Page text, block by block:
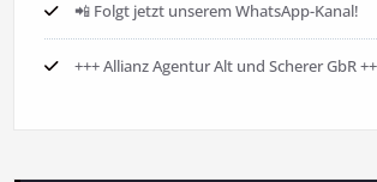
📲 Folgt jetzt unserem WhatsApp-Kanal!
+++ Allianz Agentur Alt und Scherer GbR